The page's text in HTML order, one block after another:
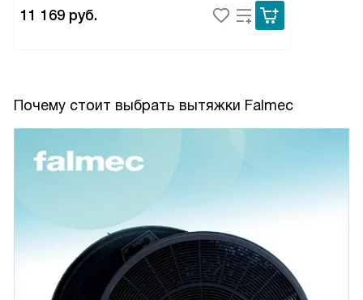
11 169 руб.
Почему стоит выбрать вытяжки Falmec